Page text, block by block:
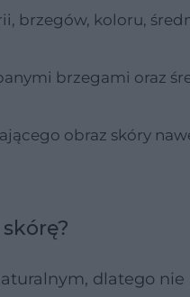
brzegów, koloru,
brzegami oraz
obraz skóry
dlatego nie